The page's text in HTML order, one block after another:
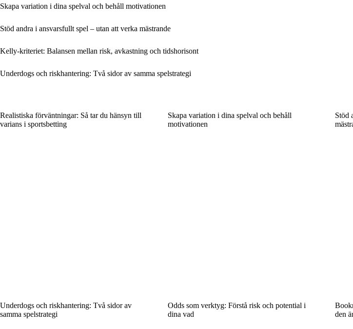
Skapa variation i dina spelval och behåll motivationen
Stöd andra i ansvarsfullt spel – utan att verka mästrande
Kelly-kriteriet: Balansen mellan risk, avkastning och tidshorisont
Underdogs och riskhantering: Två sidor av samma spelstrategi
Realistiska förväntningar: Så tar du hänsyn till
varians i sportsbetting
Skapa variation i dina spelval och behåll
motivationen
Stöd
Underdogs och riskhantering: Två sidor av
samma spelstrategi
Odds som verktyg: Förstå risk och potential i
dina vad
den